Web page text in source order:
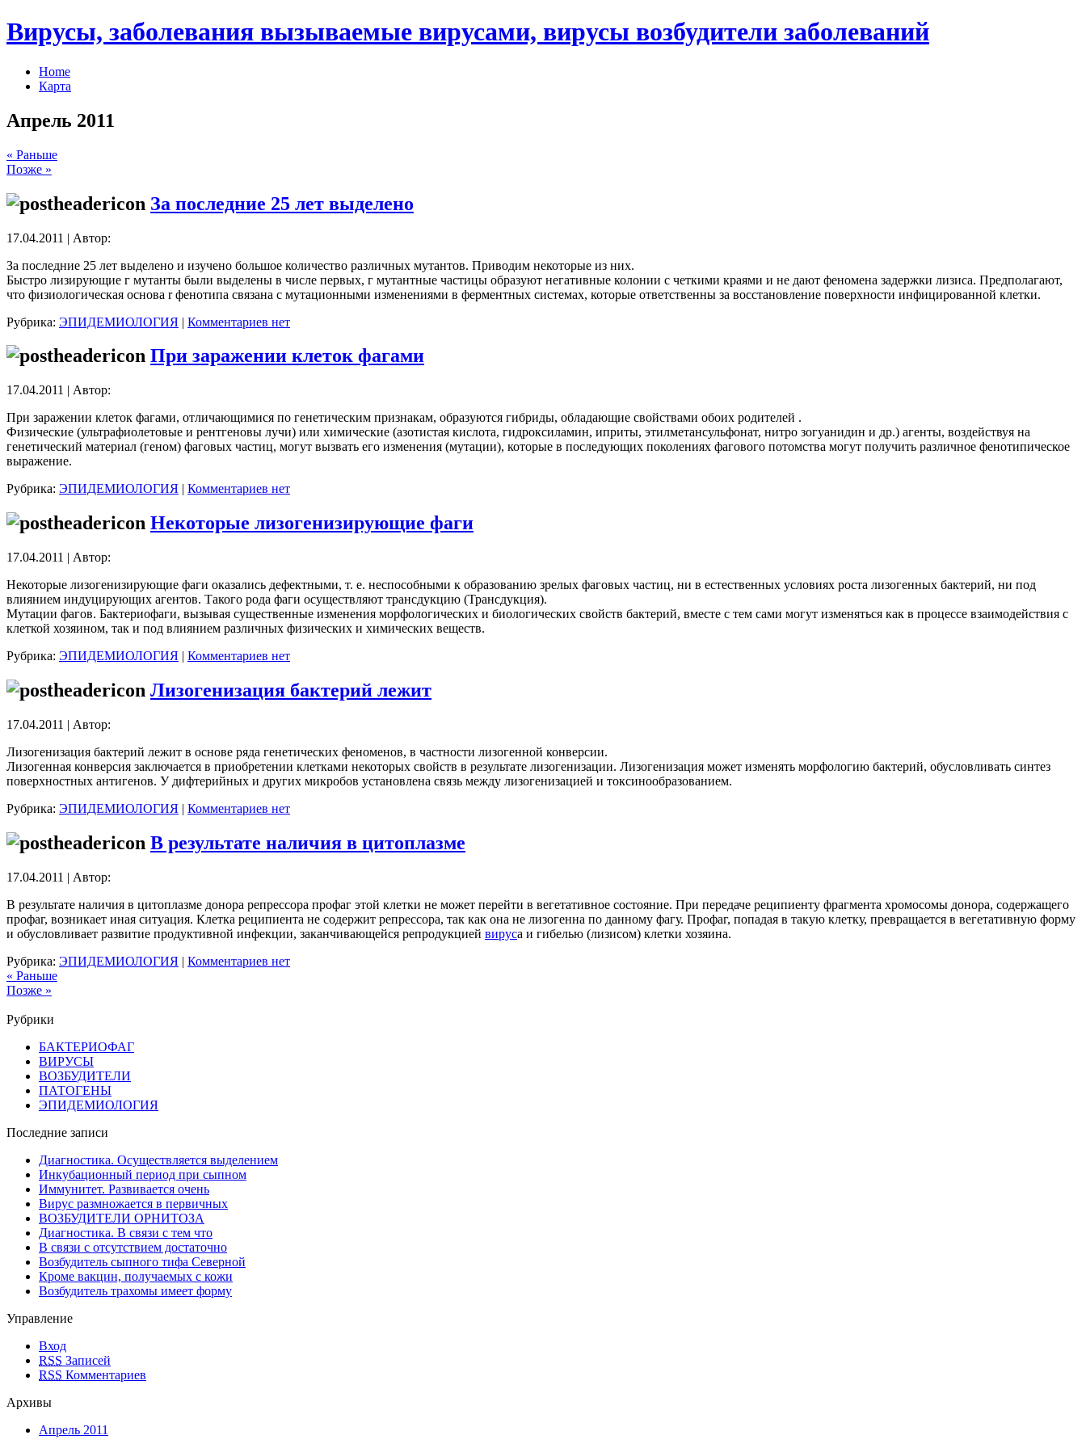
Вирусы, заболевания вызываемые вирусами, вирусы возбудители заболеваний
Home
Карта
Апрель 2011
« Раньше
Позже »
За последние 25 лет выделено
17.04.2011 | Автор:
За последние 25 лет выделено и изучено большое количество различных мутантов. Приводим некоторые из них.
Быстро лизирующие г мутанты были выделены в числе первых, г мутантные частицы образуют негативные колонии с четкими краями и не дают феномена задержки лизиса. Предполагают,
что физиологическая основа r фенотипа связана с мутационными изменениями в ферментных системах, которые ответственны за восстановление поверхности инфицированной клетки.
Рубрика: ЭПИДЕМИОЛОГИЯ | Комментариев нет
При заражении клеток фагами
17.04.2011 | Автор:
При заражении клеток фагами, отличающимися по генетическим признакам, образуются гибриды, обладающие свойствами обоих родителей .
Физические (ультрафиолетовые и рентгеновы лучи) или химические (азотистая кислота, гидроксиламин, иприты, этилметансульфонат, нитро зогуанидин и др.) агенты, воздействуя на
генетический материал (геном) фаговых частиц, могут вызвать его изменения (мутации), которые в последующих поколениях фагового потомства могут получить различное фенотипическое
выражение.
Рубрика: ЭПИДЕМИОЛОГИЯ | Комментариев нет
Некоторые лизогенизирующие фаги
17.04.2011 | Автор:
Некоторые лизогенизирующие фаги оказались дефектными, т. е. неспособными к образованию зрелых фаговых частиц, ни в естественных условиях роста лизогенных бактерий, ни под
влиянием индуцирующих агентов. Такого рода фаги осуществляют трансдукцию (Трансдукция).
Мутации фагов. Бактериофаги, вызывая существенные изменения морфологических и биологических свойств бактерий, вместе с тем сами могут изменяться как в процессе взаимодействия с
клеткой хозяином, так и под влиянием различных физических и химических веществ.
Рубрика: ЭПИДЕМИОЛОГИЯ | Комментариев нет
Лизогенизация бактерий лежит
17.04.2011 | Автор:
Лизогенизация бактерий лежит в основе ряда генетических феноменов, в частности лизогенной конверсии.
Лизогенная конверсия заключается в приобретении клетками некоторых свойств в результате лизогенизации. Лизогенизация может изменять морфологию бактерий, обусловливать синтез
поверхностных антигенов. У дифтерийных и других микробов установлена связь между лизогенизацией и токсинообразованием.
Рубрика: ЭПИДЕМИОЛОГИЯ | Комментариев нет
В результате наличия в цитоплазме
17.04.2011 | Автор:
В результате наличия в цитоплазме донора репрессора профаг этой клетки не может перейти в вегетативное состояние. При передаче реципиенту фрагмента хромосомы донора, содержащего
профаг, возникает иная ситуация. Клетка реципиента не содержит репрессора, так как она не лизогенна по данному фагу. Профаг, попадая в такую клетку, превращается в вегетативную форму
и обусловливает развитие продуктивной инфекции, заканчивающейся репродукцией вируса и гибелью (лизисом) клетки хозяина.
Рубрика: ЭПИДЕМИОЛОГИЯ | Комментариев нет
« Раньше
Позже »
Рубрики
БАКТЕРИОФАГ
ВИРУСЫ
ВОЗБУДИТЕЛИ
ПАТОГЕНЫ
ЭПИДЕМИОЛОГИЯ
Последние записи
Диагностика. Осуществляется выделением
Инкубационный период при сыпном
Иммунитет. Развивается очень
Вирус размножается в первичных
ВОЗБУДИТЕЛИ ОРНИТОЗА
Диагностика. В связи с тем что
В связи с отсутствием достаточно
Возбудитель сыпного тифа Северной
Кроме вакцин, получаемых с кожи
Возбудитель трахомы имеет форму
Управление
Вход
RSS Записей
RSS Комментариев
Архивы
Апрель 2011